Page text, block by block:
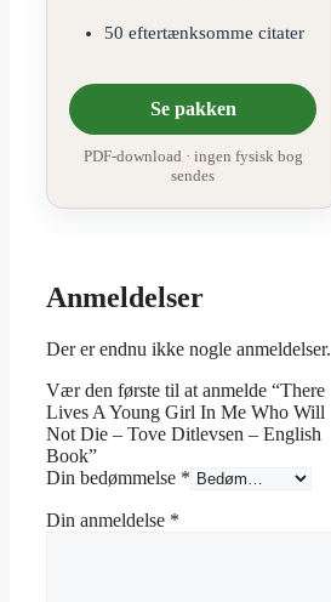
50 eftertænksomme citater
Se pakken
PDF-download · ingen fysisk bog
sendes
Anmeldelser
Der er endnu ikke nogle anmeldelser.
Vær den første til at anmelde “There
Lives A Young Girl In Me Who Will
Not Die – Tove Ditlevsen – English
Book”
Din bedømmelse *
Din anmeldelse *